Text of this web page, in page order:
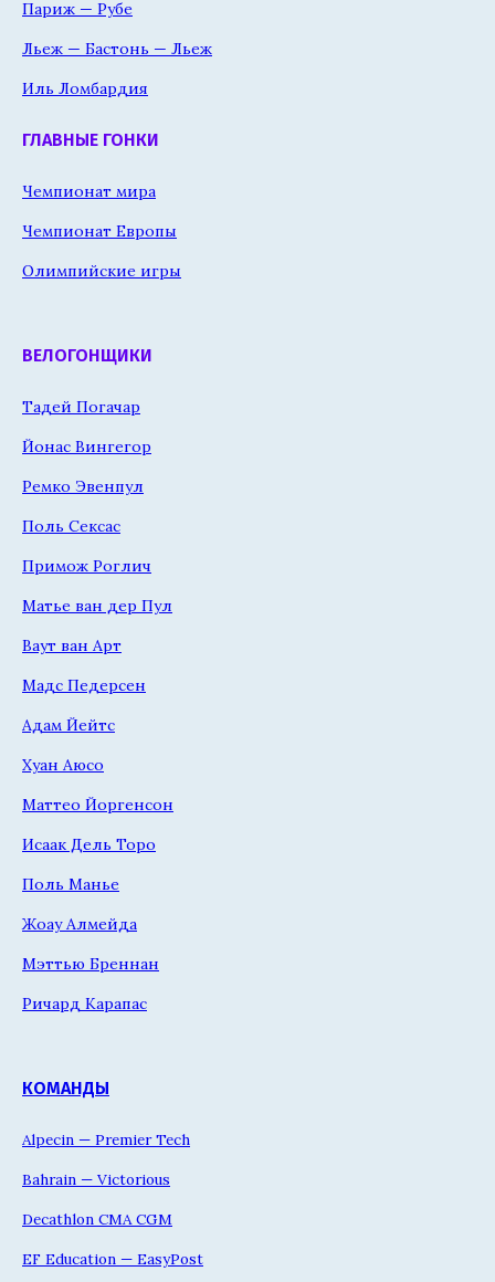
Париж — Рубе
Льеж — Бастонь — Льеж
Иль Ломбардия
ГЛАВНЫЕ ГОНКИ
Чемпионат мира
Чемпионат Европы
Олимпийские игры
ВЕЛОГОНЩИКИ
Тадей Погачар
Йонас Вингегор
Ремко Эвенпул
Поль Сексас
Примож Роглич
Матье ван дер Пул
Ваут ван Арт
Мадс Педерсен
Адам Йейтс
Хуан Аюсо
Маттео Йоргенсон
Исаак Дель Торо
Поль Манье
Жоау Алмейда
Мэттью Бреннан
Ричард Карапас
КОМАНДЫ
Alpecin — Premier Tech
Bahrain — Victorious
Decathlon CMA CGM
EF Education — EasyPost